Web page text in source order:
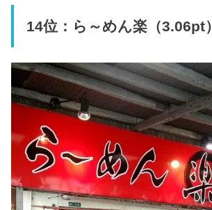
14位：ら～めん楽（3.06pt）